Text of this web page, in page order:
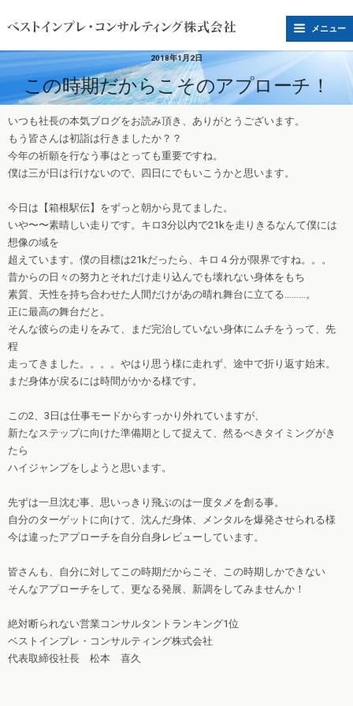
メニュー
2018年1月2日
この時期だからこそのアプローチ！
いつも社長の本気ブログをお読み頂き、ありがとうございます。
もう皆さんは初詣は行きましたか？？
今年の祈願を行なう事はとっても重要ですね。
僕は三が日は行けないので、四日にでもいこうかと思います。
今日は【箱根駅伝】をずっと朝から見てました。
いや〜〜素晴しい走りです。キロ3分以内で21kを走りきるなんて僕には
想像の域を
超えています。僕の目標は21kだったら、キロ４分が限界ですね。。。
昔からの日々の努力とそれだけ走り込んでも壊れない身体をもち
素質、天性を持ち合わせた人間だけがあの晴れ舞台に立てる………。
正に最高の舞台だと。
そんな彼らの走りをみて、まだ完治していない身体にムチをうって、先
程
走ってきました。。。。やはり思う様に走れず、途中で折り返す始末。
まだ身体が戻るには時間がかかる様です。
この2、3日は仕事モードからすっかり外れていますが、
新たなステップに向けた準備期として捉えて、然るべきタイミングがき
たら
ハイジャンプをしようと思います。
先ずは一旦沈む事、思いっきり飛ぶのは一度タメを創る事。
自分のターゲットに向けて、沈んだ身体、メンタルを爆発させられる様
今は違ったアプローチを自分自身レビューしています。
皆さんも、自分に対してこの時期だからこそ、この時期しかできない
そんなアプローチをして、更なる発展、新調をしてみませんか！
絶対断られない営業コンサルタントランキング1位
ベストインプレ・コンサルティング株式会社
代表取締役社長 松本 喜久